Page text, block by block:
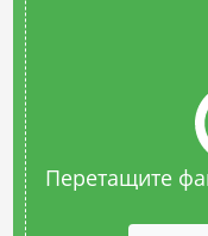
Перетащите